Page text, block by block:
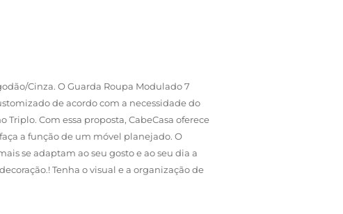
Cinza. O Guarda Roupa Modulado 7
de acordo com a necessidade do
Com essa proposta, CabeCasa oferece
a função de um móvel planejado. O
se adaptam ao seu gosto e ao seu dia a
Tenha o visual e a organização de